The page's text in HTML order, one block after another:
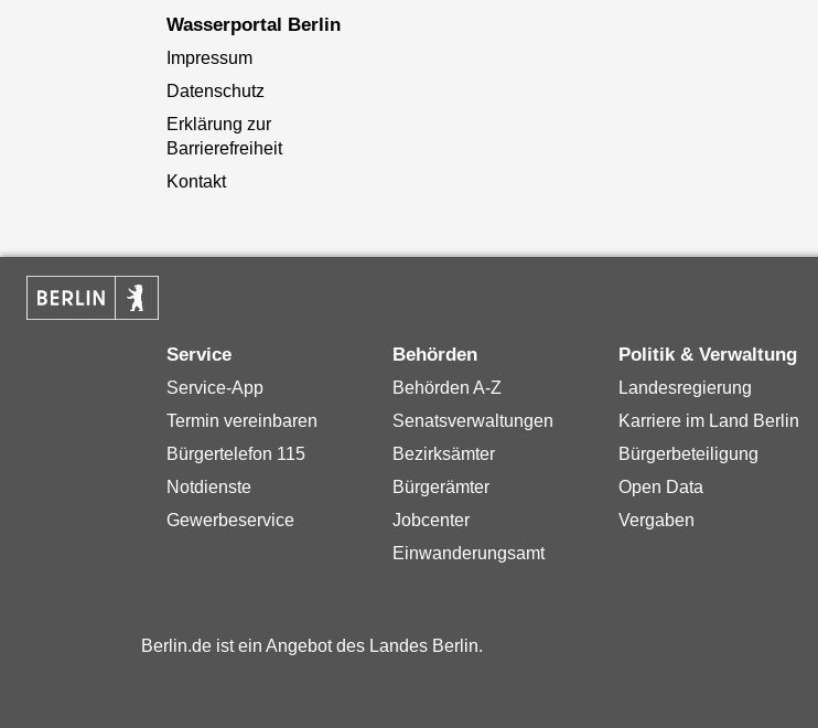
Wasserportal Berlin
Impressum
Datenschutz
Erklärung zur
Barrierefreiheit
Kontakt
Service
Service-App
Termin vereinbaren
Bürgertelefon 115
Notdienste
Gewerbeservice
Behörden
Behörden A-Z
Senatsverwaltungen
Bezirksämter
Bürgerämter
Jobcenter
Einwanderungsamt
Politik & Verwaltung
Landesregierung
Karriere im Land Berlin
Bürgerbeteiligung
Open Data
Vergaben
Berlin.de ist ein Angebot des Landes Berlin.